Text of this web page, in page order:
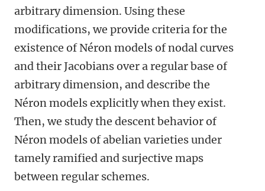
arbitrary dimension. Using these
modifications, we provide criteria for the
existence of Néron models of nodal curves
and their Jacobians over a regular base of
arbitrary dimension, and describe the
Néron models explicitly when they exist.
Then, we study the descent behavior of
Néron models of abelian varieties under
tamely ramified and surjective maps
between regular schemes.